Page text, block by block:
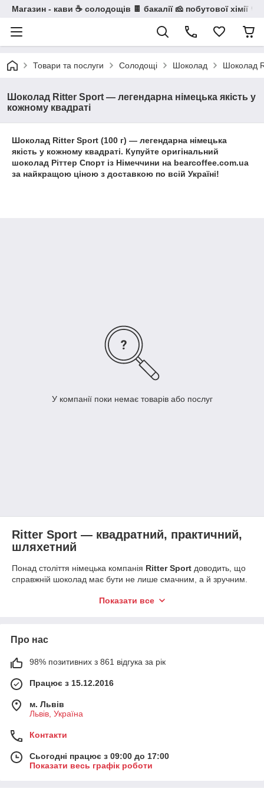
Магазин - кави ☕ солодощів 🍫 бакалії 🧀 побутової хімії 🧼
Товари та послуги Солодощі Шоколад Шоколад
Шоколад Ritter Sport — легендарна німецька якість у
кожному квадраті
Шоколад Ritter Sport (100 г) — легендарна німецька
якість у кожному квадраті. Купуйте оригінальний
шоколад Ріттер Спорт із Німеччини на bearcoffee.com.ua
за найкращою ціною з доставкою по всій Україні!
У компанії поки немає товарів або послуг
Ritter Sport — квадратний, практичний,
шляхетний
Понад століття німецька компанія Ritter Sport доводить, що
справжній шоколад має бути не лише смачним, а й зручним.
поміщається в кишеню, та унікальному способу відкривання
ви знайдете класичні та лімітовані серії Ritter Sport,
виготовлені виключно з натуральних інгредієнтів та
сертифікованих какао-бобів.
bearcoffee.com.ua?
Різноманіття смаків:
молока та марципана до екзотичних поєднань із сіллю,
Тільки натуральний склад:
ароматизаторів чи замінників какао-масла — тільки
добірні горіхи, фрукти та преміальне какао.
Показати все
Про нас
98% позитивних з 861 відгука за рік
Працює з 15.12.2016
м. Львів
Львів, Україна
Контакти
Сьогодні працює з 09:00 до 17:00
Показати весь графік роботи